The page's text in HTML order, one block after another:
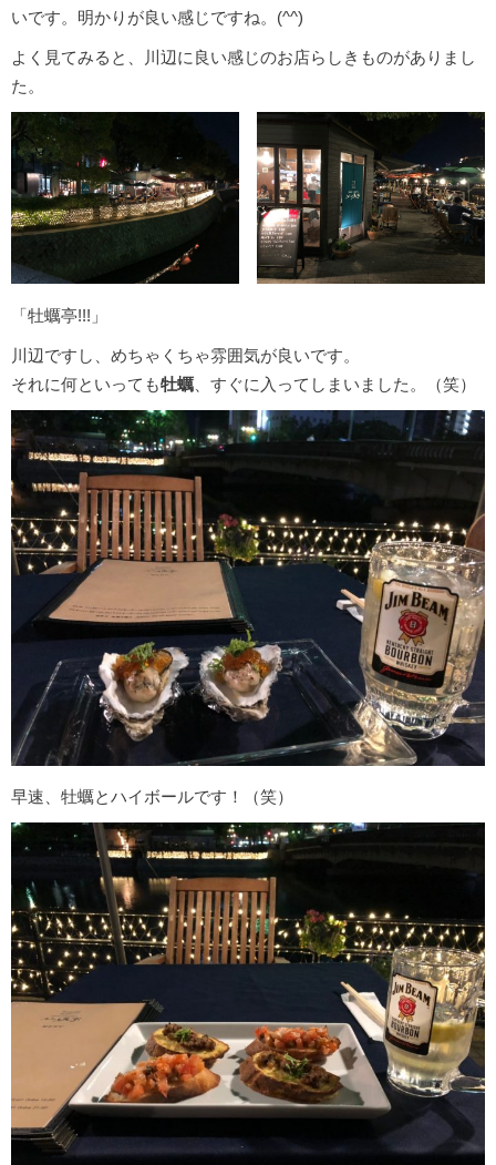
いです。明かりが良い感じですね。(^^)
よく見てみると、川辺に良い感じのお店らしきものがありまし
た。
「牡蠣亭!!!」
川辺ですし、めちゃくちゃ雰囲気が良いです。
それに何といっても牡蠣 、すぐに入ってしまいました。（笑）
早速、牡蠣とハイボールです！（笑）